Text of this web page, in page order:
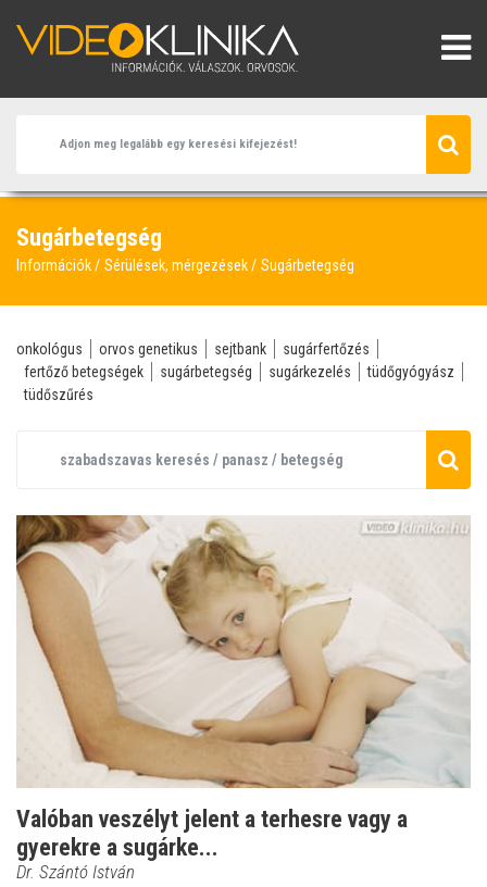
Sugárbetegség
Információk Sérülések, mérgezések Sugárbetegség
onkológus orvos genetikus sejtbank
sugárfertőzés
fertőző betegségek
sugárbetegség sugárkezelés
tüdőgyógyász
tüdőszűrés
Valóban veszélyt jelent a terhesre vagy a
gyerekre a sugárke...
Dr. Szántó István